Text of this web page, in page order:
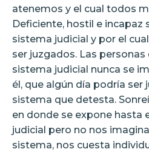
atenemos y el cual todos
Deficiente, hostil e incapaz
sistema judicial y por el
ser juzgados. Las
sistema judicial nunca se
él, que algún día podría
sistema que detesta.
en donde se expone hasta
judicial pero no nos
sistema, nos cuesta